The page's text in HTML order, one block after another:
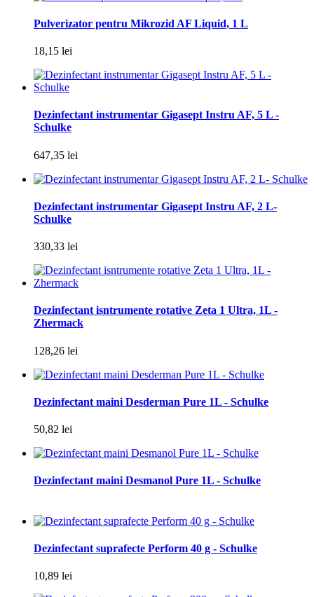
Pulverizator pentru Mikrozid AF Liquid, 1 L
18,15 lei
Dezinfectant instrumentar Gigasept Instru AF, 5 L -
Schulke
647,35 lei
Dezinfectant instrumentar Gigasept Instru AF, 2 L-
Schulke
330,33 lei
Dezinfectant isntrumente rotative Zeta 1 Ultra, 1L -
Zhermack
128,26 lei
Dezinfectant maini Desderman Pure 1L - Schulke
50,82 lei
Dezinfectant maini Desmanol Pure 1L - Schulke
Dezinfectant suprafecte Perform 40 g - Schulke
10,89 lei